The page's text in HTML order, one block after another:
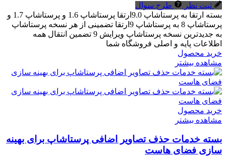
ثبت نظر
طرح سوال
بسته ارتقا به پرستاشاپ 9.0ارتقا پرستاشاپ 1.6 و پرستاشاپ 1.7 و
پرستاشاپ 8 به پرستاشاپ 9ارتقا تضمینی از هر نسخه پرستاشاپ
به جدیدترین نسخه پرستاشاپ ویرایش 9 تضمین انتقال همه
اطلاعات پایه و اصلی فروشگاه شما
خرید محصول
مشاهده بیشتر
خرید محصول
مشاهده بیشتر
بسته خدمات حذف تصاویر اضافی پرستاشاپ برای بهینه
سازی فضای هاست